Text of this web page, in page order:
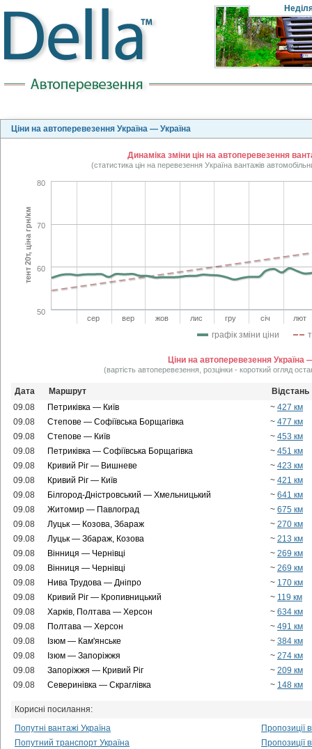
Ціни на автоперевезення Україна — Україна
Динаміка зміни цін на автоперевезення
(статистика цін на перевезення Україна вантажів
графік зміни ціни
сер вер жов лис гру січ лют
50
60
70
80
тент 20т, ціна грн/км
Ціни на автоперевезення Україна
(вартість автоперевезення, розцінки - короткий огляд
Дата Маршрут
Відстань
09.08
Петриківка — Київ ~ 427 км
09.08
Степове — Софіївська Борщагівка ~ 477 км
09.08
Степове — Київ ~ 453 км
09.08
Петриківка — Софіївська Борщагівка ~ 451 км
09.08
Кривий Ріг — Вишневе ~ 423 км
09.08
Кривий Ріг — Київ ~ 421 км
09.08
Білгород-Дністровський — Хмельницький ~ 641 км
09.08
Житомир — Павлоград ~ 675 км
09.08
Луцьк — Козова, Збараж ~ 270 км
09.08
Луцьк — Збараж, Козова ~ 213 км
09.08
Вінниця — Чернівці ~ 269 км
09.08
Вінниця — Чернівці ~ 269 км
09.08
Нива Трудова — Дніпро ~ 170 км
09.08
Кривий Ріг — Кропивницький ~ 119 км
09.08
Харків, Полтава — Херсон ~ 634 км
09.08
Полтава — Херсон ~ 491 км
09.08
Ізюм — Кам'янське ~ 384 км
09.08
Ізюм — Запоріжжя ~ 274 км
09.08
Запоріжжя — Кривий Ріг ~ 209 км
09.08
Северинівка — Скраглівка ~ 148 км
Корисні посилання:
Попутні вантажі Україна
Пропозиції
Попутний транспорт Україна
Пропозиції